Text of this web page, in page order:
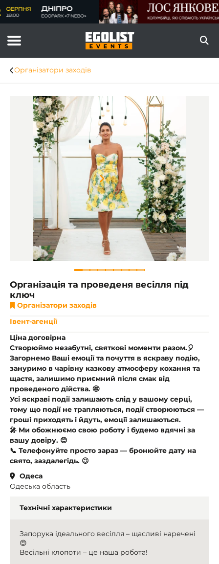
Організатори заходів
Item
1
of
9
Організація та проведеня весілля під
ключ
Організатори заходів
Івент-агенції
Ціна договірна
Створюймо незабутні, святкові моменти разом.🎈
Загорнемо Ваші емоції та почуття в яскраву подію,
зануримо в чарівну казкову атмосферу кохання та
щастя, залишимо приємний після смак від
проведеного дійства. 🤩
Усі яскраві події залишають слід у вашому серці,
тому що події не трапляються, події створюються —
гроші приходять і йдуть, емоції залишаються.
🎤 Ми обожнюємо свою роботу і будемо вдячні за
вашу довіру. 😊
📞 Телефонуйте просто зараз — бронюйте дату на
свято, заздалегідь. 😉
Одеса
Одеська область
Технічні характеристики
Запорука ідеального весілля – щасливі наречені
😍
Весільні клопоти – це наша робота!